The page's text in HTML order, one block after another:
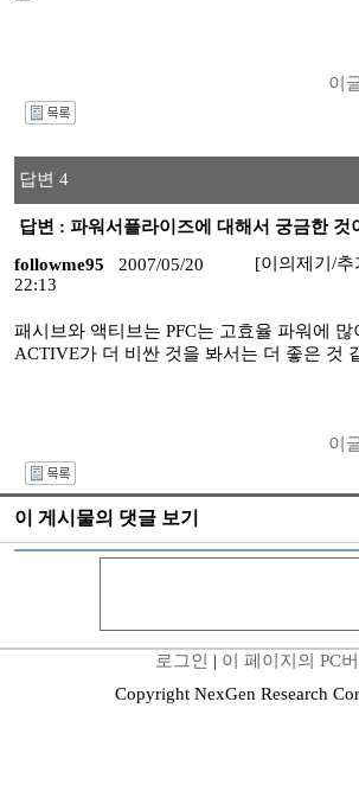
이
답변 4
답변 : 파워서플라이즈에 대해서 궁금한 것
followme95
2007/05/20
22:13
[이의제기/추
패시브와 액티브는 PFC는 고효율 파워에
ACTIVE가 더 비싼 것을 봐서는 더 좋은 것
이
이 게시물의 댓글 보기
로그인 | 이 페이지의 PC
Copyright NexGen Research